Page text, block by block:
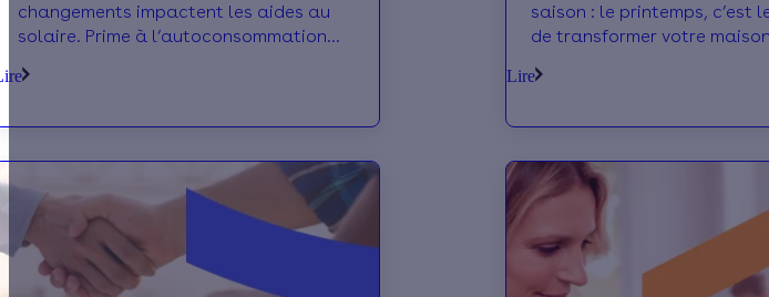
changements impactent les aides au
solaire. Prime à l’autoconsommation
la baisse… Ces évolutions vont
peuvent soulever des questions sur la
rentabilité des projets. Mais pas
d'inquiétude, on vous explique ce qui
change, quels clients sont concernés,
et comment continuer à parler des
avantages de l’autoconsommation
solaire.
saison : le printemps, c’est
de transformer votre
cocon confortable ! Voici 3 réflexes
agréable.
Lire